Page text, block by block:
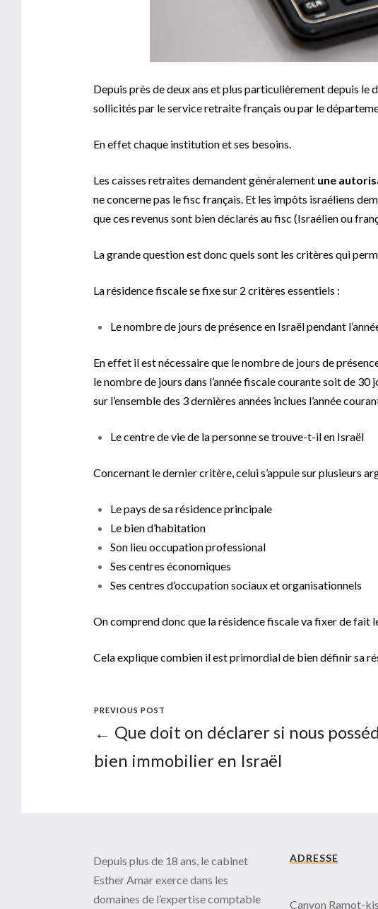
Depuis près de deux ans et plus particulièrement depuis le
sollicités par le service retraite français ou par le
En effet chaque institution et ses besoins.
Les caisses retraites demandent généralement une
ne concerne pas le fisc français. Et les impôts israéliens
que ces revenus sont bien déclarés au fisc (Israélien ou
La grande question est donc quels sont les critères qui
La résidence fiscale se fixe sur 2 critères essentiels :
Le nombre de jours de présence en Israël pendant
En effet il est nécessaire que le nombre de jours de
le nombre de jours dans l’année fiscale courante soit de 30
sur l’ensemble des 3 dernières années inclues l’année
Le centre de vie de la personne se trouve-t-il en Israël
Concernant le dernier critère, celui s’appuie sur plusieurs
Le pays de sa résidence principale
Le bien d’habitation
Son lieu occupation professional
Ses centres économiques
Ses centres d’occupation sociaux et organisationnels
On comprend donc que la résidence fiscale va fixer de fait
Cela explique combien il est primordial de bien définir sa
PREVIOUS POST
← Que doit on déclarer si nous
bien immobilier en Israël
Depuis plus de 18 ans, le cabinet
Esther Amar exerce dans les
domaines de l’expertise comptable
ADRESSE
Canyon Ramot-